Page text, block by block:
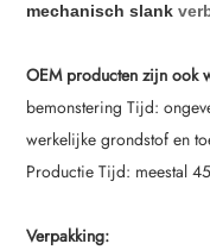
mechanisch slank
OEM producten zijn ook
bemonstering Tijd:
werkelijke grondstof en
Productie Tijd: meestal
Verpakking: